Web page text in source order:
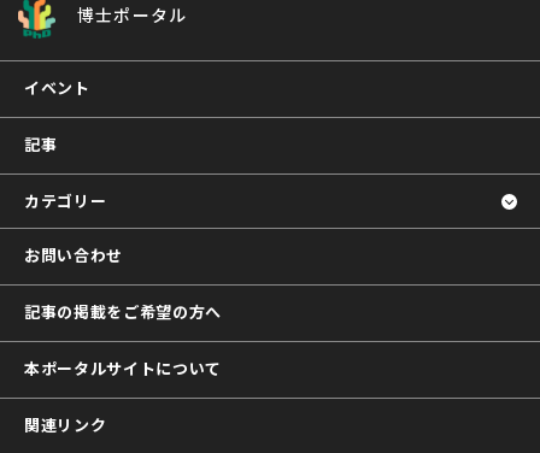
博士ポータル
イベント
記事
カテゴリー
お問い合わせ
記事の掲載をご希望の方へ
本ポータルサイトについて
関連リンク